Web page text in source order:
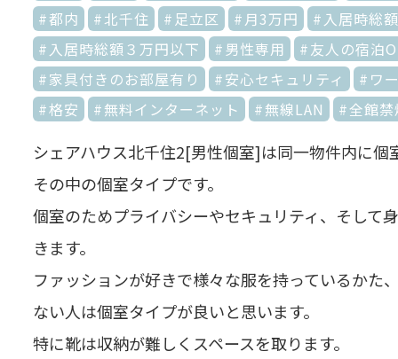
都内
北千住 足立区 月3万円
入居時総
入居時総額３万円以下
男性専用
友人の宿泊
家具付きのお部屋有り
安心セキュリティ
ワ
格安
無料インターネット 無線LAN 全館
シェアハウス北千住2[男性個室]は同一物件内に
その中の個室タイプです。
個室のためプライバシーやセキュリティ、そして
きます。
ファッションが好きで様々な服を持っているかた
ない人は個室タイプが良いと思います。
特に靴は収納が難しくスペースを取ります。